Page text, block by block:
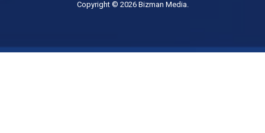
Copyright © 2026 Bizman Media